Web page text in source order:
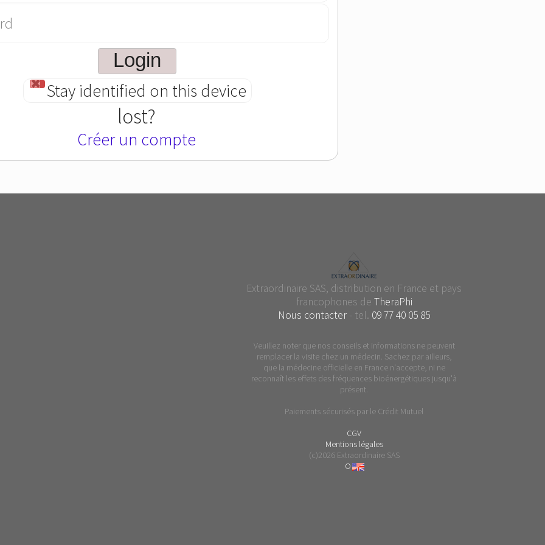
Stay identified on this device
lost?
Créer un compte
Extraordinaire SAS, distribution en France et pays
francophones de TheraPhi
Nous contacter - tel. 09 77 40 05 85
Veuillez noter que nos conseils et informations ne peuvent
remplacer la visite chez un médecin. Sachez par ailleurs,
que la médecine officielle en France n'accepte, ni ne
reconnaît les effets des fréquences bioénergétiques jusqu'à
présent.
Paiements sécurisés par le Crédit Mutuel
CGV
Mentions légales
(c)2026 Extraordinaire SAS
O